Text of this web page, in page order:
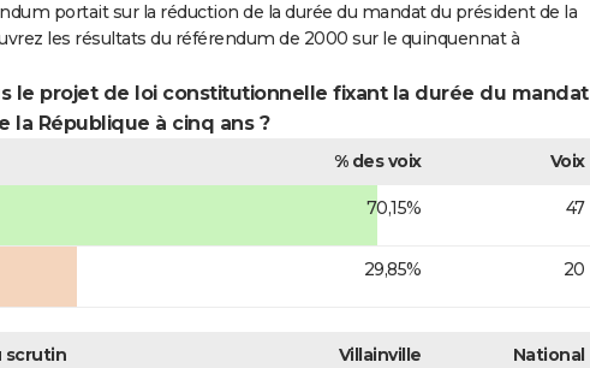
portait sur la réduction de la durée du mandat du président de la
les résultats du référendum de 2000 sur le quinquennat à
le projet de loi constitutionnelle fixant la durée du mandat
la République à cinq ans ?
% des voix
Voix
70,15% 47
29,85% 20
scrutin Villainville National